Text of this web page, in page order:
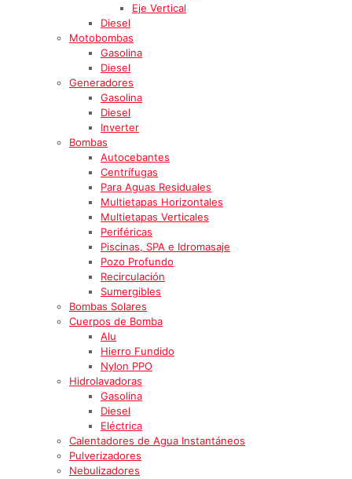
Eje Vertical
Diesel
Motobombas
Gasolina
Diesel
Generadores
Gasolina
Diesel
Inverter
Bombas
Autocebantes
Centrífugas
Para Aguas Residuales
Multietapas Horizontales
Multietapas Verticales
Periféricas
Piscinas, SPA e Idromasaje
Pozo Profundo
Recirculación
Sumergibles
Bombas Solares
Cuerpos de Bomba
Alu
Hierro Fundido
Nylon PPO
Hidrolavadoras
Gasolina
Diesel
Eléctrica
Calentadores de Agua Instantáneos
Pulverizadores
Nebulizadores